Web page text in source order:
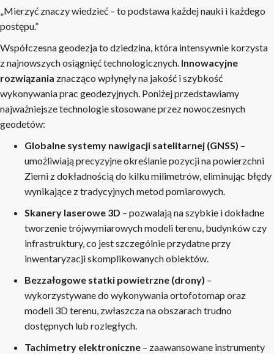
„Mierzyć znaczy wiedzieć – to podstawa każdej nauki i każdego
postępu.”
Współczesna geodezja to dziedzina, która intensywnie korzysta
z najnowszych osiągnięć technologicznych. Innowacyjne
rozwiązania znacząco wpłynęły na jakość i szybkość
wykonywania prac geodezyjnych. Poniżej przedstawiamy
najważniejsze technologie stosowane przez nowoczesnych
geodetów:
Globalne systemy nawigacji satelitarnej (GNSS) –
umożliwiają precyzyjne określanie pozycji na powierzchni
Ziemi z dokładnością do kilku milimetrów, eliminując błędy
wynikające z tradycyjnych metod pomiarowych.
Skanery laserowe 3D – pozwalają na szybkie i dokładne
tworzenie trójwymiarowych modeli terenu, budynków czy
infrastruktury, co jest szczególnie przydatne przy
inwentaryzacji skomplikowanych obiektów.
Bezzałogowe statki powietrzne (drony) –
wykorzystywane do wykonywania ortofotomap oraz
modeli 3D terenu, zwłaszcza na obszarach trudno
dostępnych lub rozległych.
Tachimetry elektroniczne – zaawansowane instrumenty